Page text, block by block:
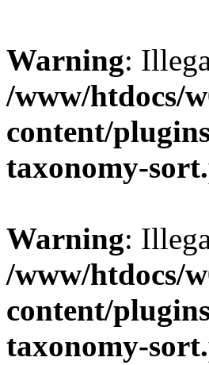
Warning:
/www/htdocs/
content/
taxonomy-
Warning:
/www/htdocs/
content/
taxonomy-